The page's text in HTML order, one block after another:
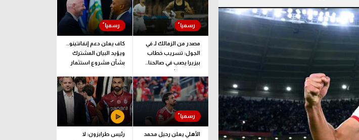
دوري أبطال أوروبا
القسم الثاني
آسيا
أمريكا
مصدر من الزمالك لـ في
الجول: تسريب خطاب
بيزيرا يصب في صالحنا..
وقرارنا نهائي
كاف يعلن دعم إنفانتينو..
ويؤيد البيان المشترك
بشأن مشروع استثمار
الأهلي يعلن رحيل محمد
رئيس طرابزون: لا